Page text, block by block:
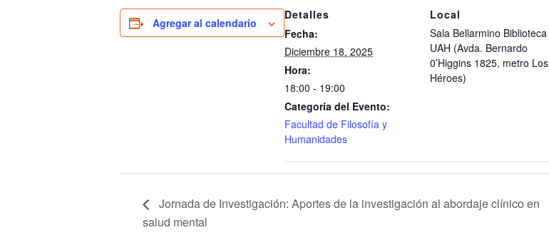
Agregar al calendario
Detalles
Fecha:
Diciembre 18, 2025
Hora:
18:00 - 19:00
Categoría del Evento:
Facultad de Filosofía y
Humanidades
Local
Sala Bellarmino Biblioteca
UAH (Avda. Bernardo
0’Higgins 1825, metro Los
Héroes)
Jornada de Investigación: Aportes de la investigación al abordaje clínico en
salud mental